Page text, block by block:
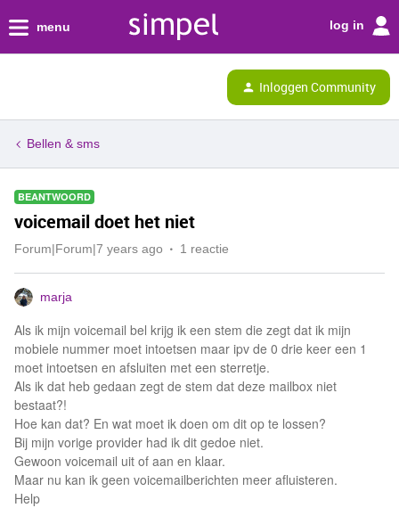
menu log in
Inloggen Community
Bellen & sms
BEANTWOORD
voicemail doet het niet
Forum|Forum|7 years ago 1 reactie
marja
Als ik mijn voicemail bel krijg ik een stem die zegt dat ik mijn
mobiele nummer moet intoetsen maar ipv de 0 drie keer een 1
moet intoetsen en afsluiten met een sterretje.
Als ik dat heb gedaan zegt de stem dat deze mailbox niet
bestaat?!
Hoe kan dat? En wat moet ik doen om dit op te lossen?
Bij mijn vorige provider had ik dit gedoe niet.
Gewoon voicemail uit of aan en klaar.
Maar nu kan ik geen voicemailberichten meer afluisteren.
Help